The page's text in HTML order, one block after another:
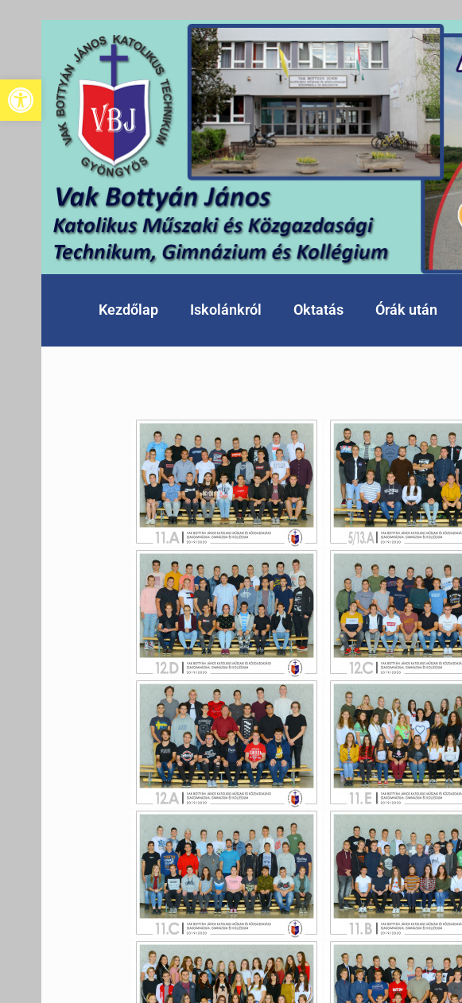
Eszköztár megnyitása
Kezdőlap Iskolánkról Oktatás Órák után